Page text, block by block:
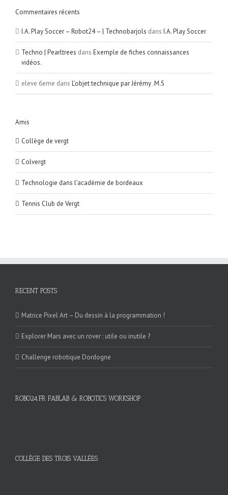
Commentaires récents
I.A. Play Soccer – Robot24 – | Technobarjols dans I.A. Play Soccer
Techno | Pearltrees dans Exemple de fiches connaissances
vidéos.
eleve 6eme dans L’objet technique par Jérémy .M.S
Amis
Collège de vergt
Colvergt
Technologie dans l'académie de bordeaux
Tennis Club de Vergt
RECENT POSTS
Matrice Pixel Art – Du dessin à la programmation !
Explorer Mars avec un rover : utile ou inutile ?
Challenge robotique Dordogne
ROBO24.FR FABLAB & ROBOTICS WORKSHOP
COLLÈGE DES TROIS VALLÉES